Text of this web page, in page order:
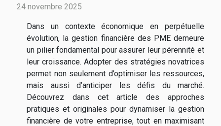
24 novembre 2025
Dans un contexte économique en perpétuelle
évolution, la gestion financière des PME demeure
un pilier fondamental pour assurer leur pérennité et
leur croissance. Adopter des stratégies novatrices
permet non seulement d’optimiser les ressources,
mais aussi d’anticiper les défis du marché.
Découvrez dans cet article des approches
pratiques et originales pour dynamiser la gestion
financière de votre entreprise, tout en maximisant